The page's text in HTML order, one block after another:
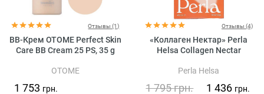
Отзывы (1)
BB-Крем OTOME Perfect Skin
Care BB Cream 25 PS, 35 g
OTOME
1 753 грн.
Отзывы (4)
«Коллаген Нектар» Perla
Helsa Collagen Nectar
Perla Helsa
1 795грн. 1 436 грн.